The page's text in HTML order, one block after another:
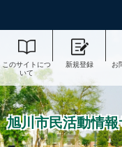
このサイトにつ
いて
新規登録 お
旭川市民活動情